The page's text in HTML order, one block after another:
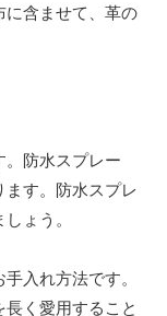
に含ませて、革の
。防水スプレー
す。防水スプレ
ょう。
入れ方法です。
く愛用すること